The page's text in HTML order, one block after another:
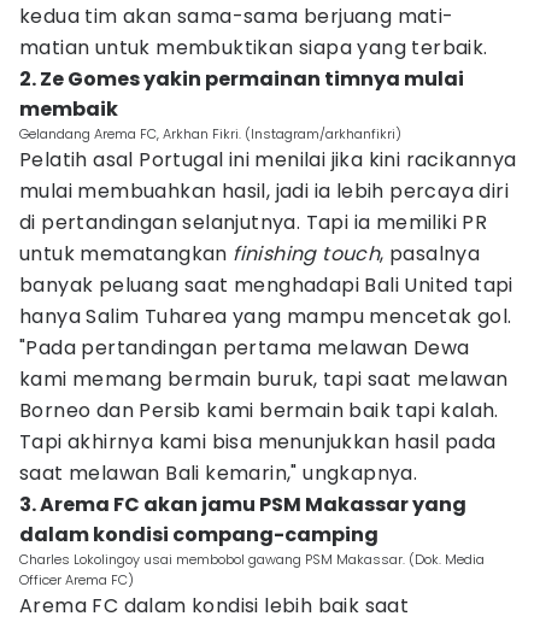
kedua tim akan sama-sama berjuang mati-
matian untuk membuktikan siapa yang terbaik.
2. Ze Gomes yakin permainan timnya mulai
membaik
Gelandang Arema FC, Arkhan Fikri. (Instagram/arkhanfikri)
Pelatih asal Portugal ini menilai jika kini racikannya
mulai membuahkan hasil, jadi ia lebih percaya diri
di pertandingan selanjutnya. Tapi ia memiliki PR
untuk mematangkan finishing touch, pasalnya
banyak peluang saat menghadapi Bali United tapi
hanya Salim Tuharea yang mampu mencetak gol.
"Pada pertandingan pertama melawan Dewa
kami memang bermain buruk, tapi saat melawan
Borneo dan Persib kami bermain baik tapi kalah.
Tapi akhirnya kami bisa menunjukkan hasil pada
saat melawan Bali kemarin," ungkapnya.
3. Arema FC akan jamu PSM Makassar yang
dalam kondisi compang-camping
Charles Lokolingoy usai membobol gawang PSM Makassar. (Dok. Media
Officer Arema FC)
Arema FC dalam kondisi lebih baik saat